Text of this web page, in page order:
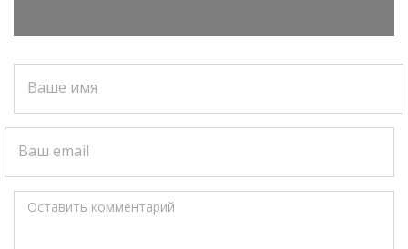
Ваше имя
Ваш email
Оставить комментарий